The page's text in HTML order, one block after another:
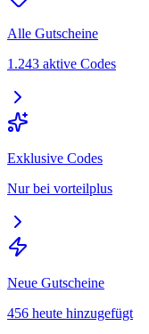
Alle Gutscheine
1.243 aktive Codes
Exklusive Codes
Nur bei vorteilplus
Neue Gutscheine
456 heute hinzugefügt